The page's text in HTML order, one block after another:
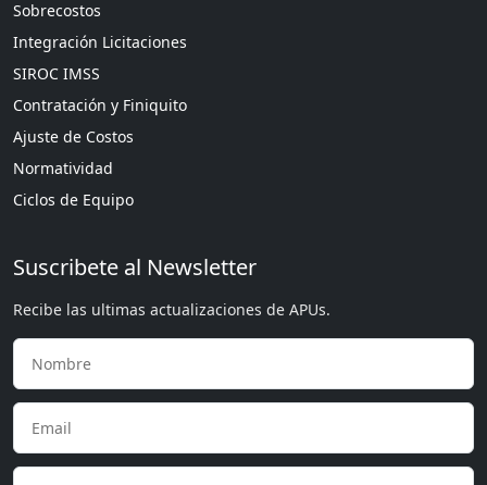
Sobrecostos
Integración Licitaciones
SIROC IMSS
Contratación y Finiquito
Ajuste de Costos
Normatividad
Ciclos de Equipo
Suscribete al Newsletter
Recibe las ultimas actualizaciones de APUs.